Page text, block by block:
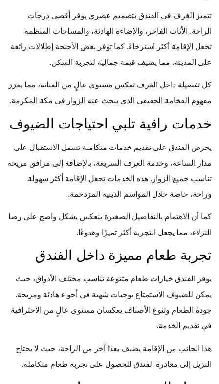
تتميز الغرف في الفندق بتصميم عصري يوفر أقصى درجات
الراحة. الأثاث الفاخر، والإضاءة الهادئة، والمساحات المنظمة
تجعل الإقامة أكثر استرخاءً. كما توفر بعض الأجنحة إطلالات رائعة
على المدينة، مما يضيف قيمة جمالية لتجربة السكن.
كل تفصيلة داخل الغرف تعكس مستوى عالٍ من العناية، مما يعزز
مفهوم الفخامة الحقيقي الذي يبحث عنه الزوار في مكة المكرمة.
خدمات راقية تلبي احتياجات الضيوف
يحرص الفندق على تقديم خدمات متكاملة تشمل الاستقبال على
مدار الساعة، وخدمة الغرف السريعة، بالإضافة إلى مرافق مريحة
تناسب جميع الزوار. هذه الخدمات تجعل الإقامة أكثر سهولة
وراحة، خاصة خلال المواسم الدينية المزدحمة.
كما أن الاهتمام بالتفاصيل الصغيرة ينعكس بشكل واضح على رضا
النزلاء، مما يجعل التجربة أكثر تميزًا وهدوءًا.
تجربة طعام مميزة داخل الفندق
يوفر الفندق خيارات طعام متنوعة تناسب مختلف الأذواق، حيث
يمكن للضيوف الاستمتاع بوجبات شهية في أجواء هادئة ومريحة.
جودة الطعام وتنوع الأصناف يعكسان مستوى عالٍ من الاحترافية
في تقديم الخدمة.
هذا الجانب من الإقامة يضيف بعدًا آخر من الراحة، حيث لا يحتاج
النزيل إلى مغادرة الفندق للحصول على تجربة طعام متكاملة.